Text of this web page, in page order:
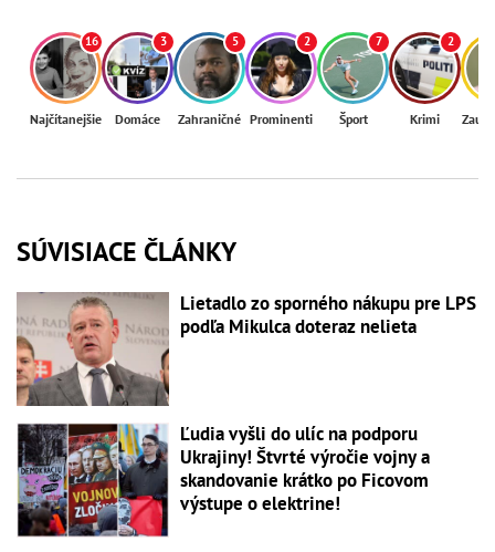
16
Najčítanejšie
3
Domáce
5
Zahraničné
2
Prominenti
7
Šport
2
Krimi
SÚVISIACE ČLÁNKY
Lietadlo zo sporného nákupu pre LPS
podľa Mikulca doteraz nelieta
Ľudia vyšli do ulíc na podporu
Ukrajiny! Štvrté výročie vojny a
skandovanie krátko po Ficovom
výstupe o elektrine!